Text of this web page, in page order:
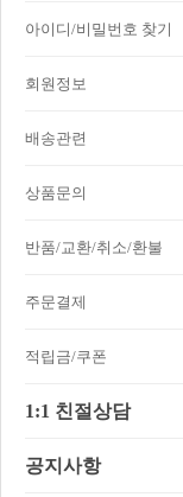
아이디/비밀번호 찾기
회원정보
배송관련
상품문의
반품/교환/취소/환불
주문결제
적립금/쿠폰
1:1 친절상담
공지사항